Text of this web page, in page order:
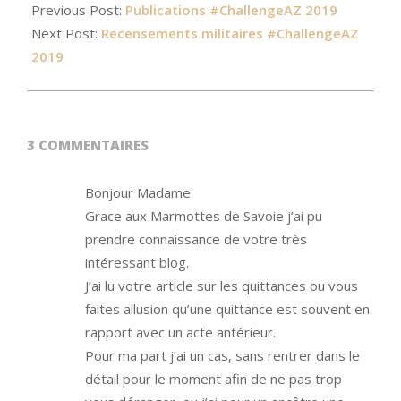
Previous Post: Publications #ChallengeAZ 2019
Next Post: Recensements militaires #ChallengeAZ
2019
3 COMMENTAIRES
Bonjour Madame
Grace aux Marmottes de Savoie j’ai pu
prendre connaissance de votre très
intéressant blog.
J’ai lu votre article sur les quittances ou vous
faites allusion qu’une quittance est souvent en
rapport avec un acte antérieur.
Pour ma part j’ai un cas, sans rentrer dans le
détail pour le moment afin de ne pas trop